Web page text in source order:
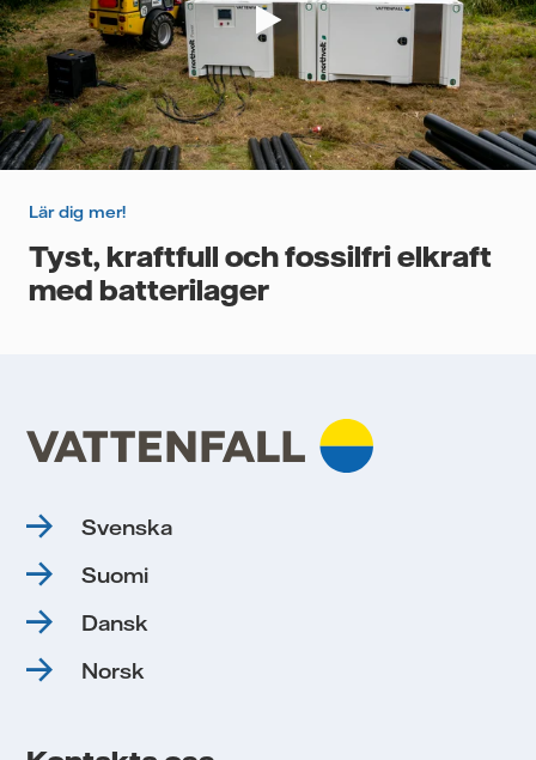
Lär dig mer!
Tyst, kraftfull och fossilfri elkraft
med batterilager
Svenska
Suomi
Dansk
Norsk